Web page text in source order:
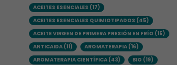
ACEITES ESENCIALES (17)
ACEITES ESENCIALES QUIMIOTIPADOS (45)
ACEITE VIRGEN DE PRIMERA PRESIÓN EN FRÍO (15)
ANTICAIDA(11) AROMATERAPIA (16)
AROMATERAPIA CIENTÍFICA(43) BIO (19)